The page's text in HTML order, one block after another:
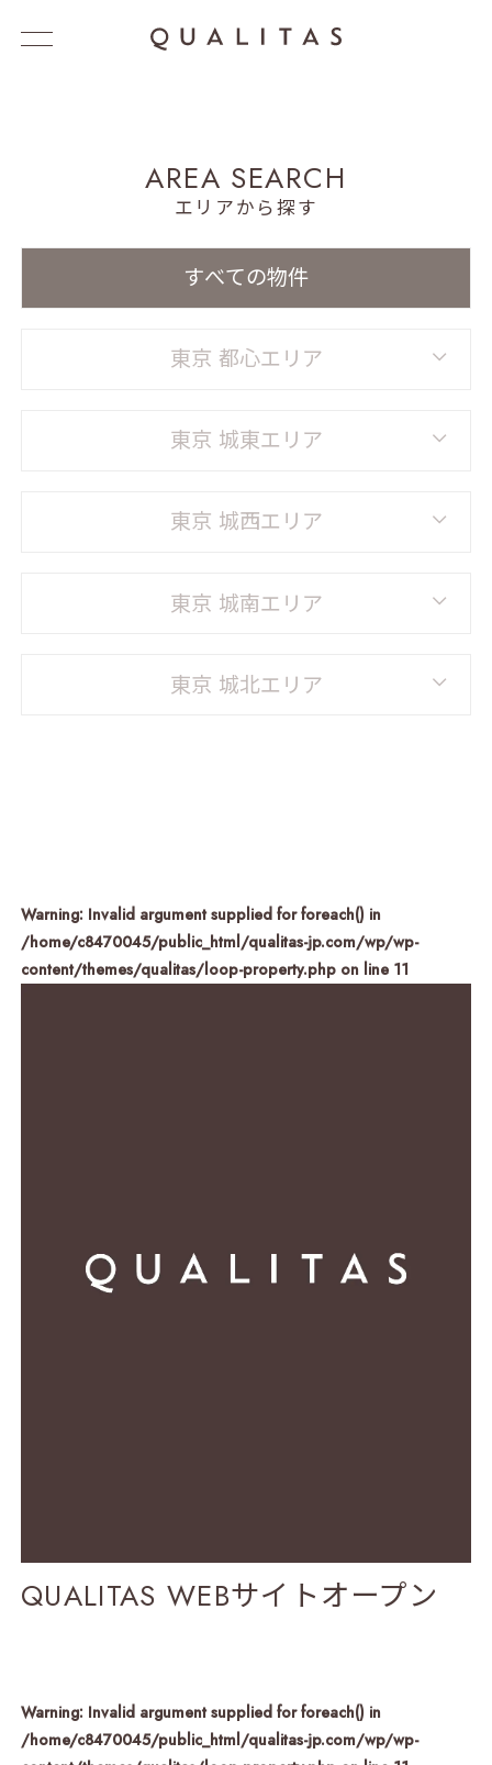
AREA SEARCH
エリアから探す
すべての物件
東京 都心エリア
東京 城東エリア
東京 城西エリア
東京 城南エリア
東京 城北エリア
Warning: Invalid argument supplied for foreach() in
/home/c8470045/public_html/qualitas-jp.com/wp/wp-
content/themes/qualitas/loop-property.php on line 11
QUALITAS WEBサイトオープン
Warning: Invalid argument supplied for foreach() in
/home/c8470045/public_html/qualitas-jp.com/wp/wp-